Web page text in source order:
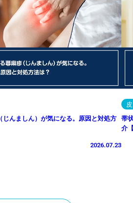
んましん）が気になる。原因と対処方
2026.07.23
帯
介